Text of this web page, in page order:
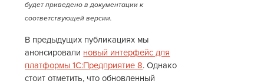
будет приведено в документации к
соответствующей версии.
В предыдущих публикациях мы
анонсировали новый интерфейс для
платформы 1С:Предприятие 8. Однако
стоит отметить, что обновленный